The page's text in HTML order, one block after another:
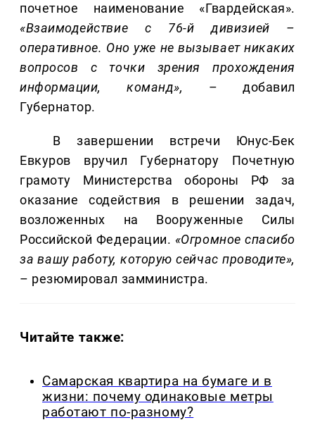
почетное наименование «Гвардейская».
«Взаимодействие с 76-й дивизией –
оперативное. Оно уже не вызывает никаких
вопросов с точки зрения прохождения
информации, команд»,
– добавил
Губернатор.
В завершении встречи Юнус-Бек
Евкуров вручил Губернатору Почетную
грамоту Министерства обороны РФ за
оказание содействия в решении задач,
возложенных на Вооруженные Силы
Российской Федерации. «Огромное спасибо
за вашу работу, которую сейчас проводите»,
– резюмировал замминистра.
Читайте также:
Самарская квартира на бумаге и в
жизни: почему одинаковые метры
работают по-разному?